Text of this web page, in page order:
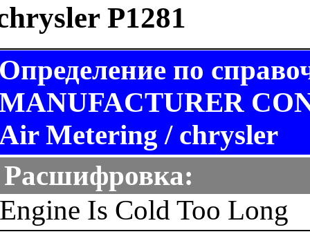
P1281
по
Metering / chrysler
Расшифровка:
Engine Is Cold Too Long